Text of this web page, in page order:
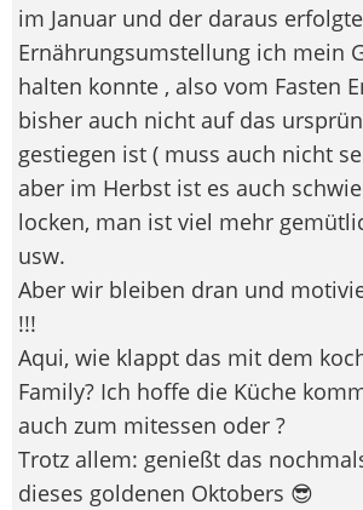
im Januar und der daraus
Ernährungsumstellung ich mein
halten konnte , also vom Fasten
bisher auch nicht auf das
gestiegen ist ( muss auch nicht
aber im Herbst ist es auch
locken, man ist viel mehr
usw.
Aber wir bleiben dran und
!!!
Aqui, wie klappt das mit dem
Family? Ich hoffe die Küche
auch zum mitessen oder ?
Trotz allem: genießt das
dieses goldenen Oktobers 😎